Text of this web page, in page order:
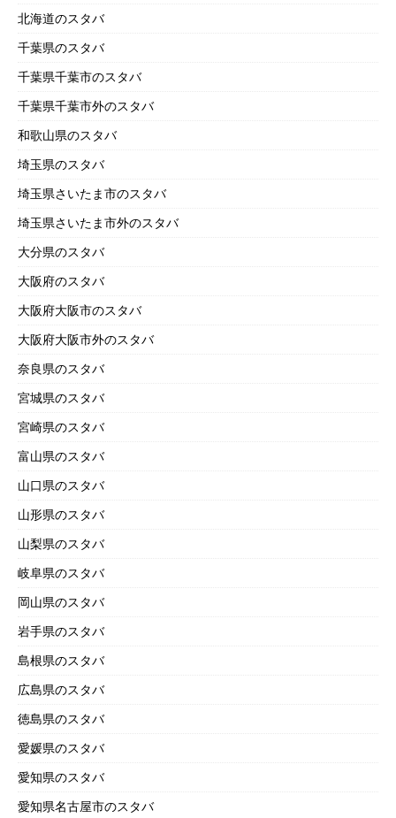
北海道のスタバ
千葉県のスタバ
千葉県千葉市のスタバ
千葉県千葉市外のスタバ
和歌山県のスタバ
埼玉県のスタバ
埼玉県さいたま市のスタバ
埼玉県さいたま市外のスタバ
大分県のスタバ
大阪府のスタバ
大阪府大阪市のスタバ
大阪府大阪市外のスタバ
奈良県のスタバ
宮城県のスタバ
宮崎県のスタバ
富山県のスタバ
山口県のスタバ
山形県のスタバ
山梨県のスタバ
岐阜県のスタバ
岡山県のスタバ
岩手県のスタバ
島根県のスタバ
広島県のスタバ
徳島県のスタバ
愛媛県のスタバ
愛知県のスタバ
愛知県名古屋市のスタバ